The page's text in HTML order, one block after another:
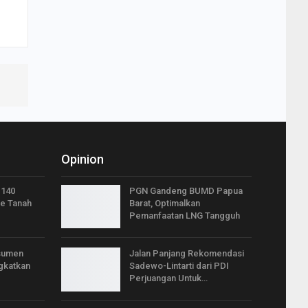
Tanah
Opinion
PGN Gandeng BUMD Papua
Barat, Optimalkan
Pemanfaatan LNG Tangguh
Jalan Panjang Rekomendasi
Sadewo-Lintarti dari PDI
Perjuangan Untuk…